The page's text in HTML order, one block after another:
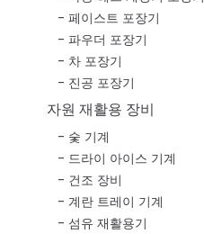
페이스트 포장기
파우더 포장기
차 포장기
진공 포장기
자원 재활용 장비
숯 기계
드라이 아이스 기계
건조 장비
계란 트레이 기계
섬유 재활용기